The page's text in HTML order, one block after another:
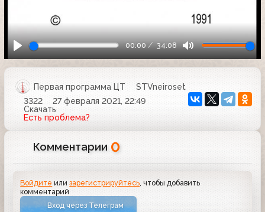
00:00 34:08
Первая программа ЦТ
STVneiroset
3322
27 февраля 2021, 22:49
Скачать
Есть проблема?
Комментарии 0
Войдите илизарегистрируйтесь, чтобы добавить
комментарий
Вход через Телеграм